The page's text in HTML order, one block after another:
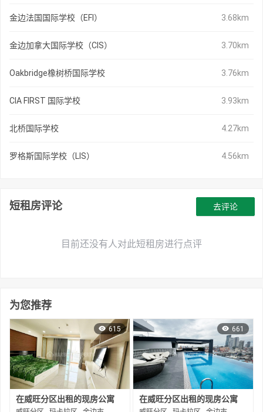
金边法国国际学校（EFI） 3.68km
金边加拿大国际学校（CIS） 3.70km
Oakbridge橡树桥国际学校 3.76km
CIA FIRST 国际学校 3.93km
北桥国际学校 4.27km
罗格斯国际学校（LIS） 4.56km
短租房评论
目前还没有人对此短租房进行点评
去评论
为您推荐
615
在威旺分区出租的现房公寓
661
在威旺分区出租的现房公寓